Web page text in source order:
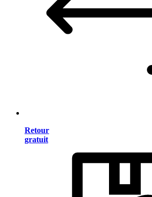
Retour
gratuit